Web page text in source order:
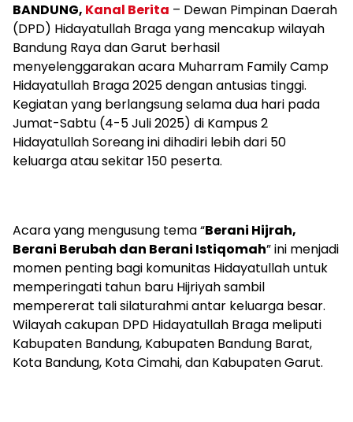
BANDUNG, Kanal Berita – Dewan Pimpinan Daerah
(DPD) Hidayatullah Braga yang mencakup wilayah
Bandung Raya dan Garut berhasil
menyelenggarakan acara Muharram Family Camp
Hidayatullah Braga 2025 dengan antusias tinggi.
Kegiatan yang berlangsung selama dua hari pada
Jumat-Sabtu (4-5 Juli 2025) di Kampus 2
Hidayatullah Soreang ini dihadiri lebih dari 50
keluarga atau sekitar 150 peserta.
Acara yang mengusung tema “Berani Hijrah,
Berani Berubah dan Berani Istiqomah” ini menjadi
momen penting bagi komunitas Hidayatullah untuk
memperingati tahun baru Hijriyah sambil
mempererat tali silaturahmi antar keluarga besar.
Wilayah cakupan DPD Hidayatullah Braga meliputi
Kabupaten Bandung, Kabupaten Bandung Barat,
Kota Bandung, Kota Cimahi, dan Kabupaten Garut.